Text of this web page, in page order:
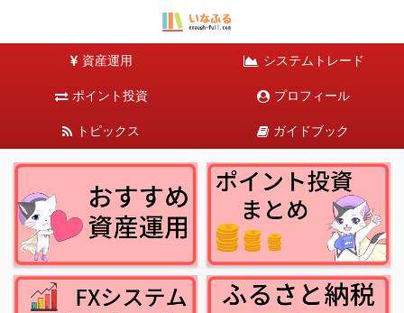
資産運用 システムトレード
ポイント投資 プロフィール
トピックス ガイドブック